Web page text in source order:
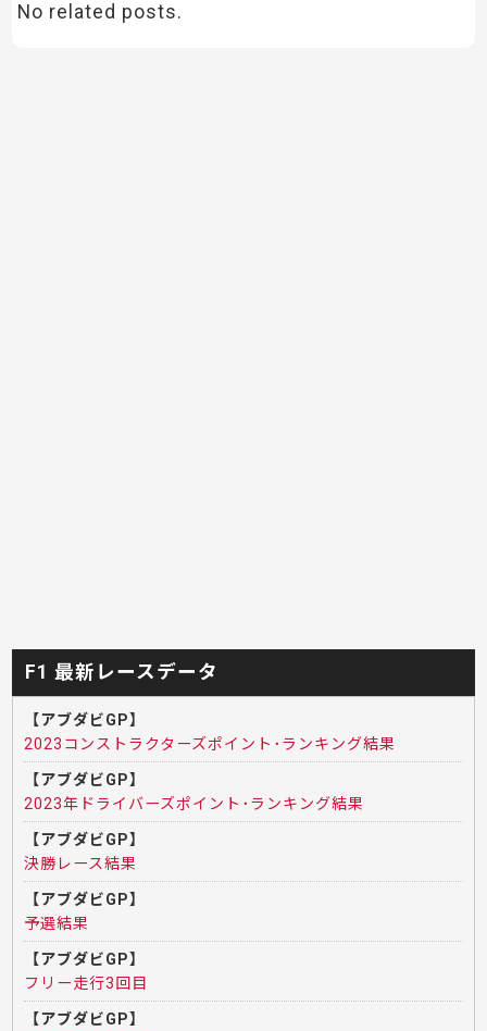
No related posts.
F1 最新レースデータ
【アブダビGP】
2023コンストラクターズポイント･ランキング結果
【アブダビGP】
2023年ドライバーズポイント･ランキング結果
【アブダビGP】
決勝レース結果
【アブダビGP】
予選結果
【アブダビGP】
フリー走行3回目
【アブダビGP】